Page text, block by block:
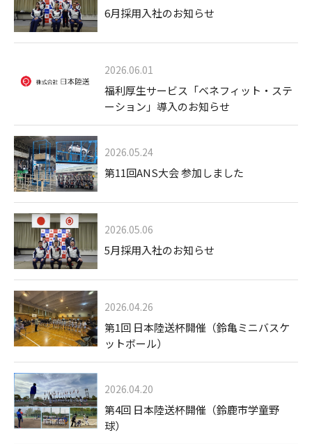
6月採用入社のお知らせ
2026.06.01
福利厚生サービス「ベネフィット・ステ
ーション」導入のお知らせ
2026.05.24
第11回ANS大会 参加しました
2026.05.06
5月採用入社のお知らせ
2026.04.26
第1回 日本陸送杯開催（鈴亀ミニバスケ
ットボール）
2026.04.20
第4回 日本陸送杯開催（鈴鹿市学童野
球）